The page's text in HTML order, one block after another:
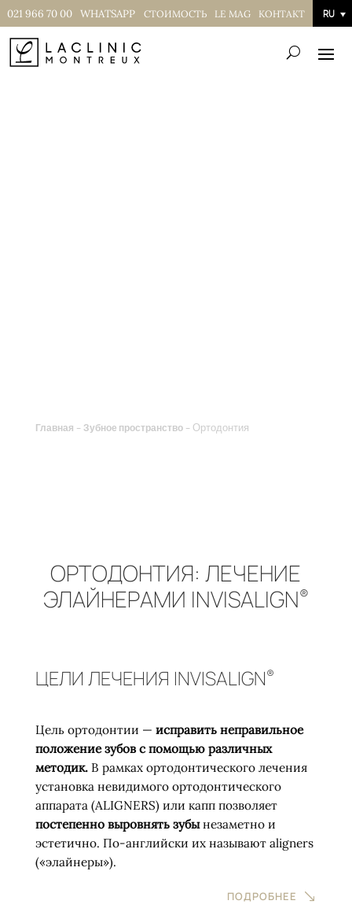
021 966 70 00 WHATSAPP СТОИМОСТЬ LE MAG КОНТАКТ RU
Главная - Зубное пространство- Ортодонтия
ОРТОДОНТИЯ: ЛЕЧЕНИЕ
ЭЛАЙНЕРАМИ INVISALIGN®
ЦЕЛИ ЛЕЧЕНИЯ INVISALIGN®
Цель ортодонтии — исправить неправильное
положение зубов с помощью различных
методик.В рамках ортодонтического лечения
установка невидимого ортодонтического
аппарата (ALIGNERS) или капп позволяет
постепенно выровнять зубынезаметно и
эстетично. По-английски их называют aligners
(«элайнеры»).
ПОДРОБНЕЕ